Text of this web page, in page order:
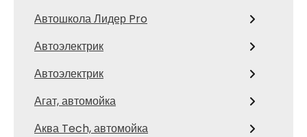
Автошкола Лидер Pro
Автоэлектрик
Автоэлектрик
Агат, автомойка
Аква Tech, автомойка